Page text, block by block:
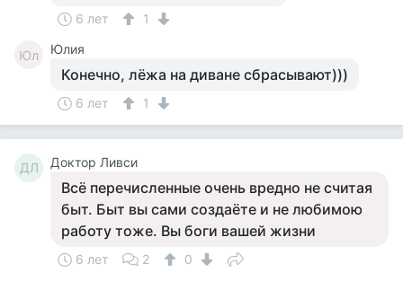
6 лет 1
Юл Юлия
Конечно, лёжа на диване сбрасывают)))
6 лет 1
ДЛ Доктор Ливси
Всё перечисленные очень вредно не считая
быт. Быт вы сами создаёте и не любимою
работу тоже. Вы боги вашей жизни
6 лет 2 0